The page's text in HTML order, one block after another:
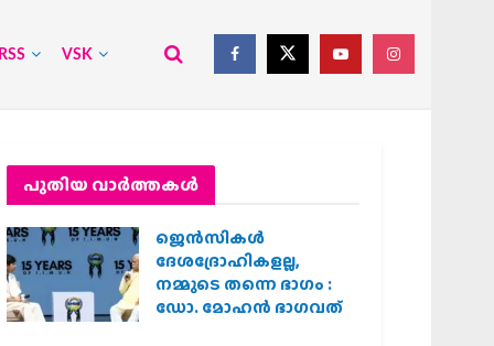
RSS VSK
പുതിയ വാര്‍ത്തകള്‍
ജെന്‍സികള്‍
ദേശദ്രോഹികളല്ല,
നമ്മുടെ തന്നെ ഭാഗം :
ഡോ. മോഹന്‍ ഭാഗവത്